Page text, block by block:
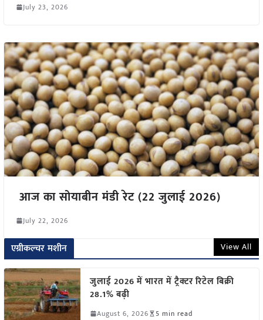
July 23, 2026
आज का सोयाबीन मंडी रेट (22 जुलाई 2026)
July 22, 2026
एग्रीकल्चर मशीन View All
जुलाई 2026 में भारत में ट्रैक्टर रिटेल बिक्री
28.1% बढ़ी
August 6, 2026 5 min read